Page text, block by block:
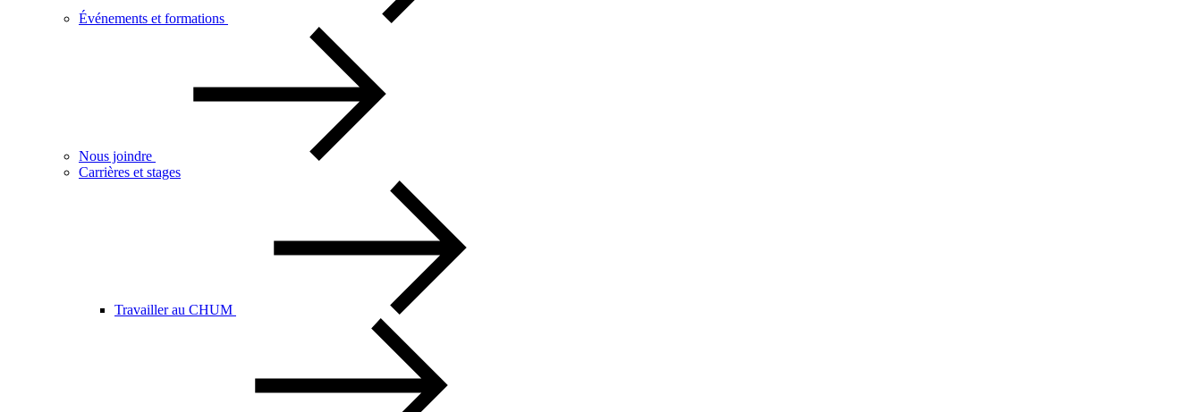
Événements et formations
Nous joindre
Carrières et stages
Travailler au CHUM